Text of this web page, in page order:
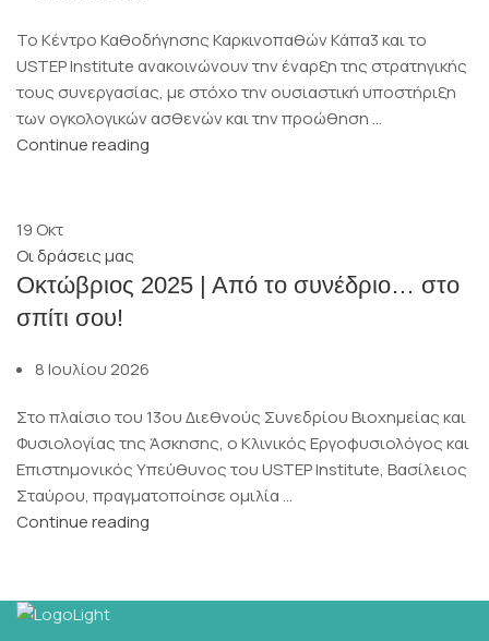
Το Κέντρο Καθοδήγησης Καρκινοπαθών Κάπα3 και το
USTEP Institute ανακοινώνουν την έναρξη της στρατηγικής
τους συνεργασίας, με στόχο την ουσιαστική υποστήριξη
των ογκολογικών ασθενών και την προώθηση ...
Continue reading
19 Οκτ
Οι δράσεις μας
Οκτώβριος 2025 | Από το συνέδριο… στο
σπίτι σου!
8 Ιουλίου 2026
Στο πλαίσιο του 13ου Διεθνούς Συνεδρίου Βιοχημείας και
Φυσιολογίας της Άσκησης, ο Κλινικός Εργοφυσιολόγος και
Επιστημονικός Υπεύθυνος του USTEP Institute, Βασίλειος
Σταύρου, πραγματοποίησε ομιλία ...
Continue reading